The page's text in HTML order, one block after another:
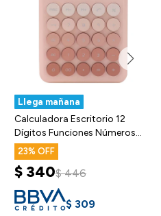
Llega mañana
Calculadora Escritorio 12
Dígitos Funciones Números
Escolar
23
$ 340$ 446
$ 309